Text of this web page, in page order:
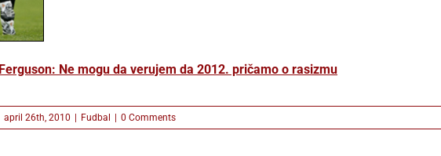
Ferguson: Ne mogu da verujem da 2012. pričamo o rasizmu
april 26th, 2010 Fudbal 0 Comments